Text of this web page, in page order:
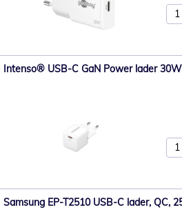
Intenso® USB-C GaN Power lader
Samsung EP-T2510 USB-C lader, QC,